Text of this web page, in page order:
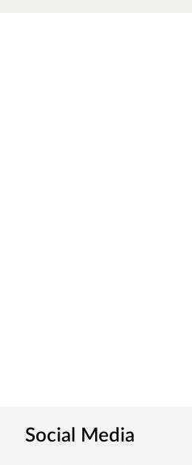
Social Media